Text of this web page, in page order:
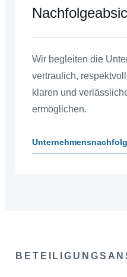
Wir begleiten die
vertraulich,
klaren und
ermöglichen.